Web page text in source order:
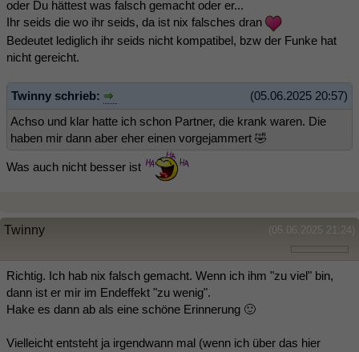
oder Du hättest was falsch gemacht oder er...
Ihr seids die wo ihr seids, da ist nix falsches dran
Bedeutet lediglich ihr seids nicht kompatibel, bzw der Funke hat
nicht gereicht.
(05.06.2025 20:57)
Twinny schrieb:
Achso und klar hatte ich schon Partner, die krank waren. Die
haben mir dann aber eher einen vorgejammert 🤣
Was auch nicht besser ist
(05.06.2025 21:24)
Twinny
Richtig. Ich hab nix falsch gemacht. Wenn ich ihm "zu viel" bin,
dann ist er mir im Endeffekt "zu wenig".
Hake es dann ab als eine schöne Erinnerung 🙂
Vielleicht entsteht ja irgendwann mal (wenn ich über das hier